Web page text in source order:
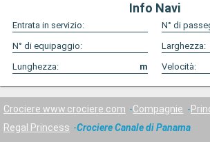
Info Navi
Entrata in servizio:
N° di
N° di equipaggio:
Larghezza:
Lunghezza:
m Velocità:
Crociere www.crociere.com Compagnie
Regal Princess
Crociere Canale di Panama